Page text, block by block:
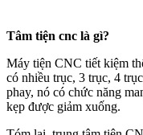
Tâm tiện cnc là gì?
Máy tiện CNC tiết kiệm
có nhiều trục, 3 trục, 4
phay, nó có chức năng
kẹp được giảm xuống.